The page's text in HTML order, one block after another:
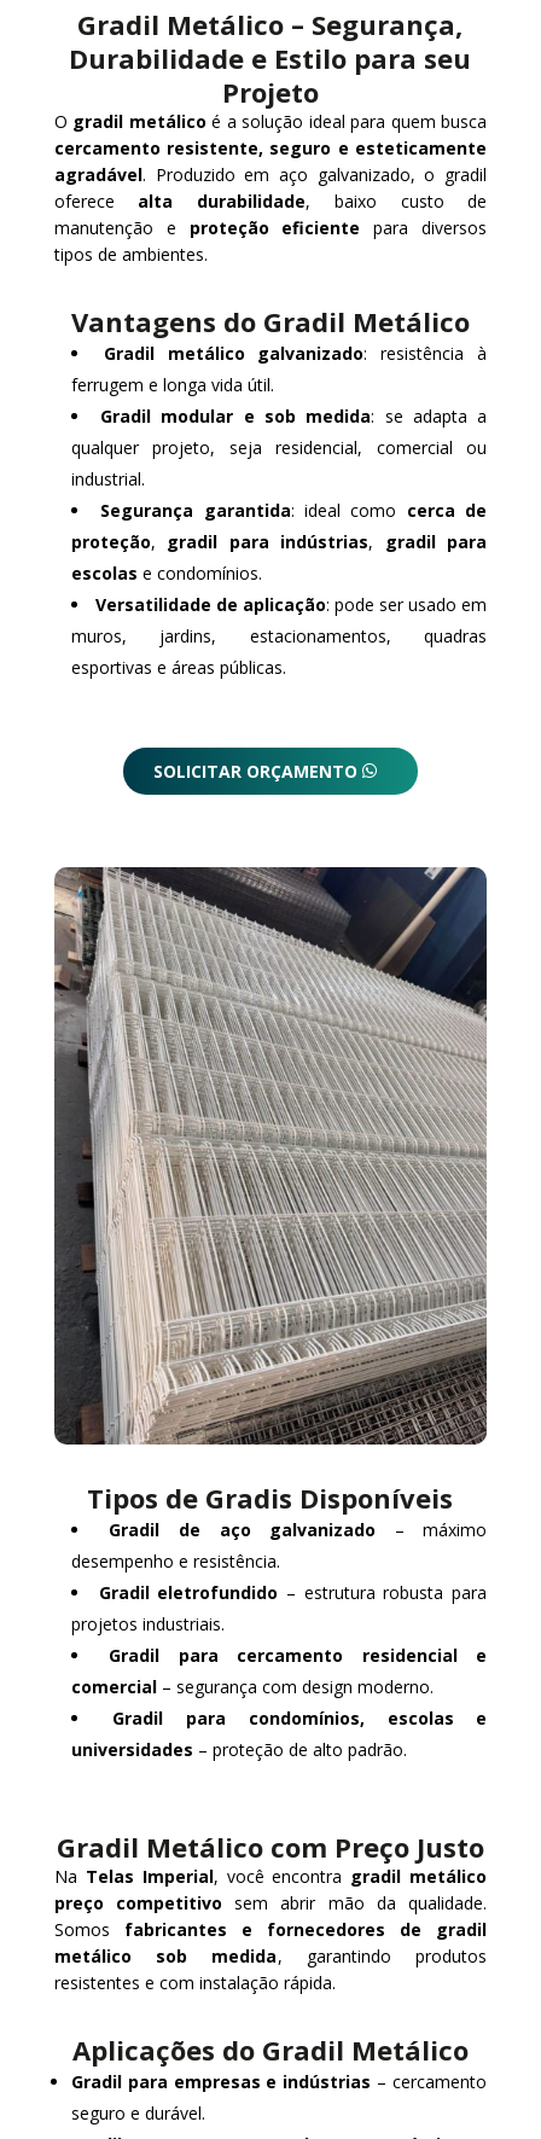
Gradil Metálico – Segurança,
Durabilidade e Estilo para seu
Projeto
O gradil metálico é a solução ideal para quem busca
cercamento resistente, seguro e esteticamente
agradável. Produzido em aço galvanizado, o gradil
oferece alta durabilidade, baixo custo de
manutenção e proteção eficiente para diversos
tipos de ambientes.
Vantagens do Gradil Metálico
Gradil metálico galvanizado: resistência à
ferrugem e longa vida útil.
Gradil modular e sob medida: se adapta a
qualquer projeto, seja residencial, comercial ou
industrial.
Segurança garantida: ideal como cerca de
proteção, gradil para indústrias, gradil para
escolas e condomínios.
Versatilidade de aplicação: pode ser usado em
muros, jardins, estacionamentos, quadras
esportivas e áreas públicas.
SOLICITAR ORÇAMENTO
Tipos de Gradis Disponíveis
Gradil de aço galvanizado – máximo
desempenho e resistência.
Gradil eletrofundido – estrutura robusta para
projetos industriais.
Gradil para cercamento residencial e
comercial– segurança com design moderno.
Gradil para condomínios, escolas e
universidades – proteção de alto padrão.
Gradil Metálico com Preço Justo
Na Telas Imperial, você encontra gradil metálico
preço competitivo sem abrir mão da qualidade.
Somos fabricantes e fornecedores de gradil
metálico sob medida, garantindo produtos
resistentes e com instalação rápida.
Aplicações do Gradil Metálico
Gradil para empresas e indústrias – cercamento
seguro e durável.